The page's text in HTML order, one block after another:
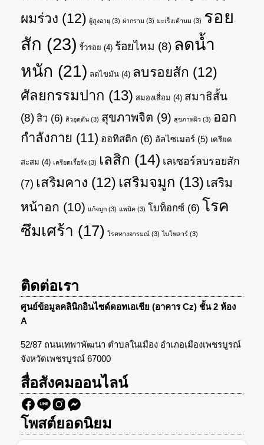
ผมร่วง (12) ผู้สูงอายุ (3) ผ่ากราม (3) มะเร็งเต้านม (3) รอย
สัก (23) ริ้วรอย (4) ร้อยไหม (8) ลดน้ำ
หนัก (21) ลดไขมัน (4) ลบรอยสัก (12)
ศัลยกรรมปาก (13) สมองเสื่อม (4) สมาธิสั้น
(8) สิว (6) สิวอุดตัน (3) สุขภาพจิต (9) สุขภาพผิว (3) ออก
กำลังกาย (11) ออทิสติก (6) อัลไซเมอร์ (5) เครียด
สะสม (4) เครียดเรื้อรัง (3) เลสิก (14) เลเซอร์ลบรอยสัก
(7) เสริมคาง (12) เสริมจมูก (13) เสริม
หน้าอก (10) แก้จมูก (3) แพนิค (3) โบท็อกซ์ (6) โรค
ซึมเศร้า (17) โรคทางอารมณ์ (3) ไบโพลาร์ (3)
ติดต่อเรา
ศูนย์ข้อมูลคลินิกอินไซด์ดอทเอเชีย (อาคาร Cz) ชั้น 2 ห้อง
A
52/87 ถนนเทพาพัฒนา ตำบลในเมือง อำเภอเมืองเพชรบูรณ์
จังหวัดเพชรบูรณ์ 67000
สื่อสังคมออนไลน์
โพสต์ยอดนิยม